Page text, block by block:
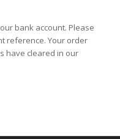
bank account. Please
reference. Your order
have cleared in our